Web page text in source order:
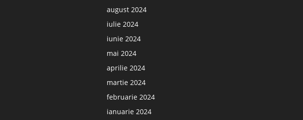
august 2024
iulie 2024
iunie 2024
mai 2024
aprilie 2024
martie 2024
februarie 2024
ianuarie 2024